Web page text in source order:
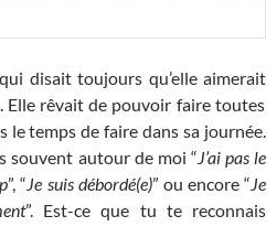
disait toujours qu’elle aimerait
. Elle rêvait de pouvoir faire toutes
le temps de faire dans sa journée.
souvent autour de moi “J’ai pas le
”, “Je suis débordé(e)” ou encore “Je
”. Est-ce que tu te reconnais
retrouver du temps pour soi ?